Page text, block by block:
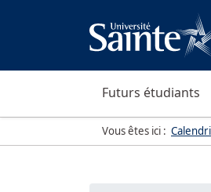
Futurs étudiants
Vous êtes ici :